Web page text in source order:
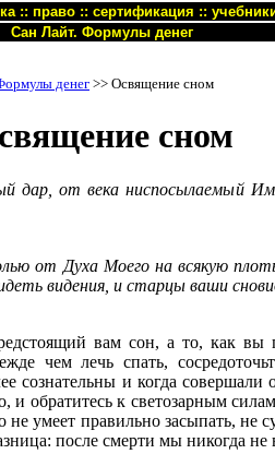
:: право :: сертификация ::
Сан Лайт. Формулы денег
денег >> Освящение сном
сном
дар, от века ниспосылаемый
от Духа Моего на всякую
видения, и старцы ваши
вам сон, а то, как вы
чем лечь спать,
сознательны и когда совершали
обратитесь к светозарным
умеет правильно засыпать, не
после смерти мы никогда не